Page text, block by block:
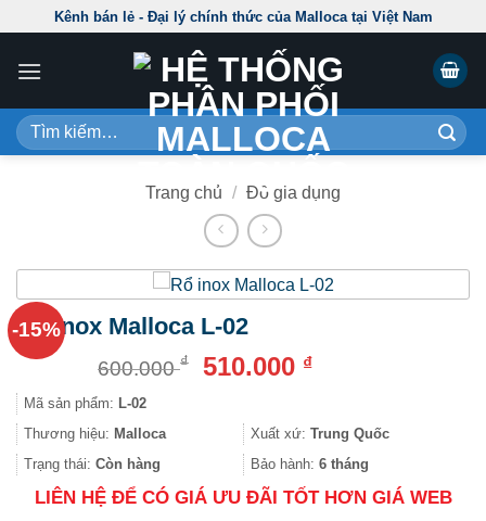
content
Kênh bán lẻ - Đại lý chính thức của Malloca tại Việt Nam
Tìm
kiếm:
Trang chủ / Đồ gia dụng
-15%
Rổ inox Malloca L-02
600.000₫
Giá
600.000 ₫.
510.000 ₫Giá
là:
510.000 ₫.
Mã sản phẩm: L-02
Thương hiệu: Malloca Xuất xứ: Trung Quốc
Trạng thái: Còn hàng Bảo hành: 6 tháng
LIÊN HỆ ĐỂ CÓ GIÁ ƯU ĐÃI TỐT HƠN GIÁ WEB